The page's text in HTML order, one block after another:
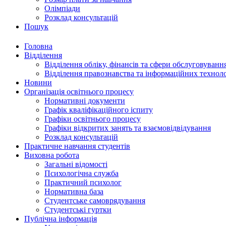
Олімпіади
Розклад консультацій
Пошук
Головна
Відділення
Відділення обліку, фінансів та сфери
Відділення правознавства та інформаційних
Новини
Організація освітнього процесу
Нормативні документи
Графік кваліфікаційного іспиту
Графіки освітнього процесу
Графіки відкритих занять та взаємовідвідування
Розклад консультацій
Практичне навчання студентів
Виховна робота
Загальні відомості
Психологічна служба
Практичний психолог
Нормативна база
Студентське самоврядування
Студентські гуртки
Публічна інформація